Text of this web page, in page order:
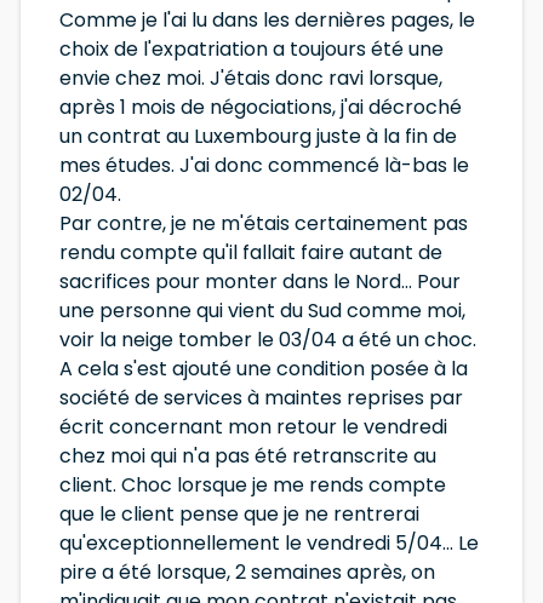
Comme je l'ai lu dans les dernières pages, le
choix de l'expatriation a toujours été une
envie chez moi. J'étais donc ravi lorsque,
après 1 mois de négociations, j'ai décroché
un contrat au Luxembourg juste à la fin de
mes études. J'ai donc commencé là-bas le
02/04.
Par contre, je ne m'étais certainement pas
rendu compte qu'il fallait faire autant de
sacrifices pour monter dans le Nord... Pour
une personne qui vient du Sud comme moi,
voir la neige tomber le 03/04 a été un choc.
A cela s'est ajouté une condition posée à la
société de services à maintes reprises par
écrit concernant mon retour le vendredi
chez moi qui n'a pas été retranscrite au
client. Choc lorsque je me rends compte
que le client pense que je ne rentrerai
qu'exceptionnellement le vendredi 5/04... Le
pire a été lorsque, 2 semaines après, on